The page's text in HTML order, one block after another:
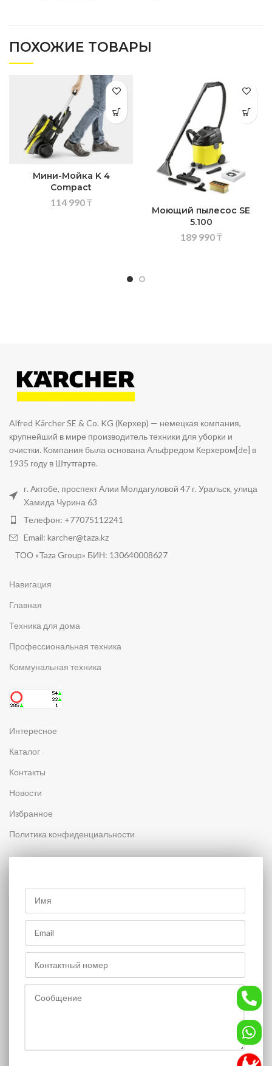
ПОХОЖИЕ ТОВАРЫ
Мини-Мойка K 4
Compact
114 990₸
Моющий пылесос SE
5.100
189 990₸
Alfred Kärcher SE & Co. KG (Керхер) — немецкая компания,
крупнейший в мире производитель техники для уборки и
очистки. Компания была основана Альфредом Керхером[de] в
1935 году в Штутгарте.
г. Актобе, проспект Алии Молдагуловой 47 г. Уральск, улица
Хамида Чурина 63
Телефон: +77075112241
Email: karcher@taza.kz
ТОО «Taza Group» БИН: 130640008627
Навигация
Главная
Техника для дома
Профессиональная техника
Коммунальная техника
Интересное
Каталог
Контакты
Новости
Избранное
Политика конфиденциальности